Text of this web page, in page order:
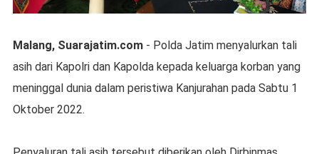
Malang, Suarajatim.com- Polda Jatim menyalurkan tali
asih dari Kapolri dan Kapolda kepada keluarga korban yang
meninggal dunia dalam peristiwa Kanjurahan pada Sabtu 1
Oktober 2022.